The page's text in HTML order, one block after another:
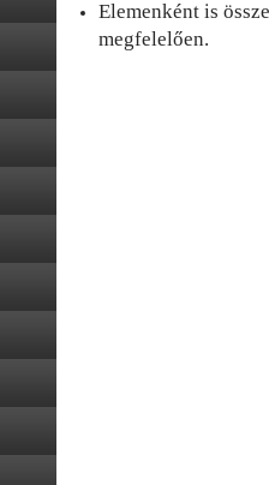
Elemenként is
megfelelően.